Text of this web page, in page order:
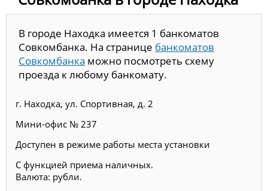
В городе Находка имеется 1 банкоматов
Совкомбанка. На странице банкоматов
Совкомбанка можно посмотреть схему
проезда к любому банкомату.
г. Находка, ул. Спортивная, д. 2
Мини-офис № 237
Доступен в режиме работы места установки
С функцией приема наличных.
Валюта: рубли.